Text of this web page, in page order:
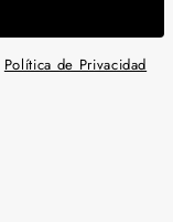
Política de Privacidad